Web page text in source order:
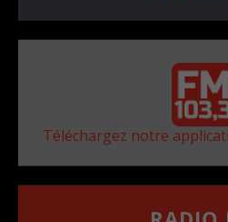
Téléchargez notre